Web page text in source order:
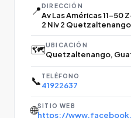
📍DIRECCIÓN
Av Las Américas 11-50
2 Niv 2
🗺️UBICACIÓN
Quetzaltenango,
📞 TELÉFONO
41922637
🌐SITIO WEB
https://